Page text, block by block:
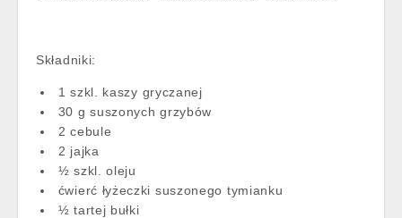
Składniki:
1 szkl. kaszy gryczanej
30 g suszonych grzybów
2 cebule
2 jajka
½ szkl. oleju
ćwierć łyżeczki suszonego tymianku
½ tartej bułki